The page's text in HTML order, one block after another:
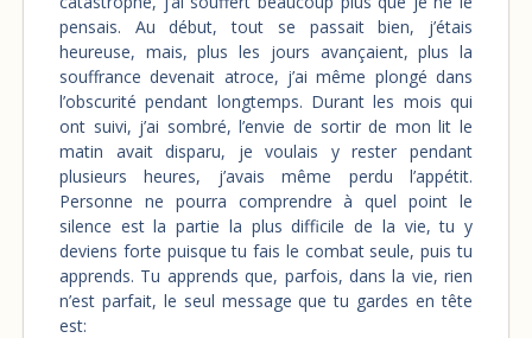
pensais. Au début, tout se passait bien, j’étais
heureuse, mais, plus les jours avançaient, plus la
souffrance devenait atroce, j’ai même plongé dans
l’obscurité pendant longtemps. Durant les mois qui
ont suivi, j’ai sombré, l’envie de sortir de mon lit le
matin avait disparu, je voulais y rester pendant
plusieurs heures, j’avais même perdu l’appétit.
Personne ne pourra comprendre à quel point le
silence est la partie la plus difficile de la vie, tu y
deviens forte puisque tu fais le combat seule, puis tu
apprends. Tu apprends que, parfois, dans la vie, rien
n’est parfait, le seul message que tu gardes en tête
est: